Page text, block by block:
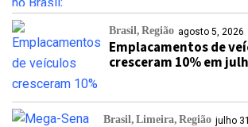
Brasil Região agosto 5, 2026
Emplacamentos de
cresceram 10% em
Brasil Limeira Região julho